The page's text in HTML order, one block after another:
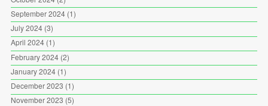
September 2024(1)
July 2024(3)
April 2024(1)
February 2024(2)
January 2024(1)
December 2023 (1)
November 2023 (5)